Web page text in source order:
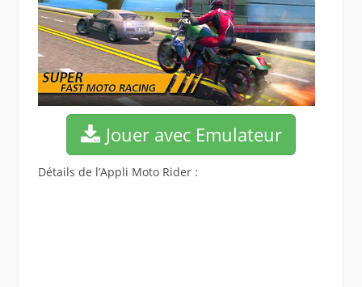
Jouer avec Emulateur
Détails de l’Appli Moto Rider :